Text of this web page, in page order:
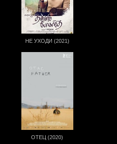
НЕ УХОДИ (2021)
ОТЕЦ (2020)